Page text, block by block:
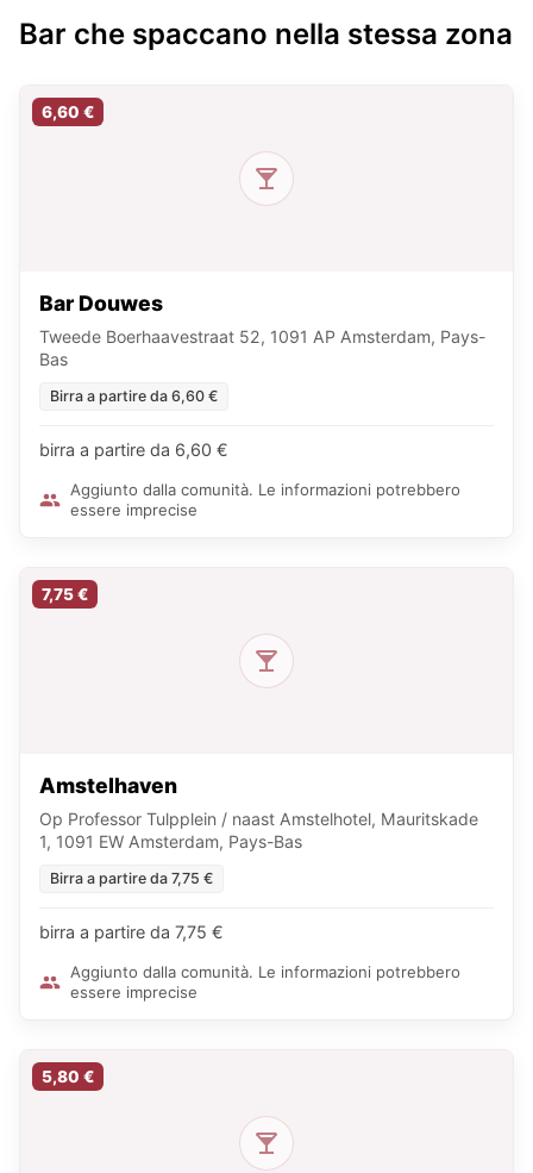
Bar che spaccano nella stessa zona
6,60 €
Bar Douwes
Tweede Boerhaavestraat 52, 1091 AP Amsterdam, Pays-
Bas
Birra a partire da 6,60 €
birra a partire da 6,60 €
Aggiunto dalla comunità. Le informazioni potrebbero
essere imprecise
7,75 €
Amstelhaven
Op Professor Tulpplein / naast Amstelhotel, Mauritskade
1, 1091 EW Amsterdam, Pays-Bas
Birra a partire da 7,75 €
birra a partire da 7,75 €
Aggiunto dalla comunità. Le informazioni potrebbero
essere imprecise
5,80 €